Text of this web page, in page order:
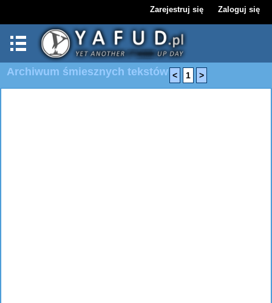
Zarejestruj się Zaloguj się
Archiwum śmiesznych tekstów < 1 >